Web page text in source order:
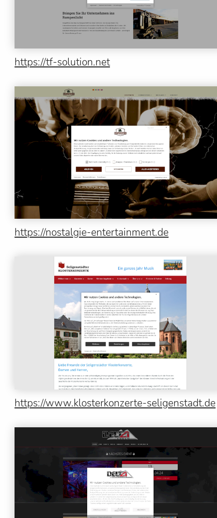
https://tf-solution.net
https://nostalgie-entertainment.de
https://www.klosterkonzerte-seligenstadt.de